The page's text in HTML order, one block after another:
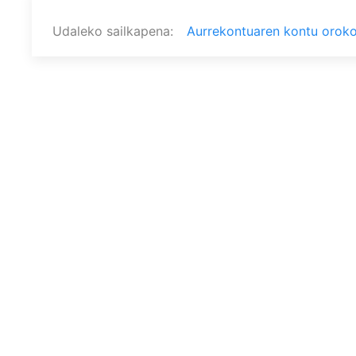
Udaleko sailkapena Aurrekontuaren kontu